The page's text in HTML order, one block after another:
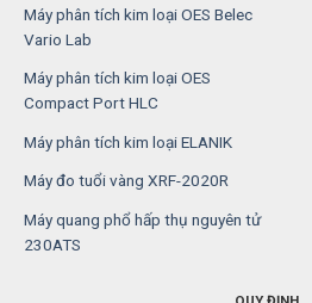
Máy phân tích kim loại OES Belec
Vario Lab
Máy phân tích kim loại OES
Compact Port HLC
Máy phân tích kim loại ELANIK
Máy đo tuổi vàng XRF-2020R
Máy quang phổ hấp thụ nguyên tử
230ATS